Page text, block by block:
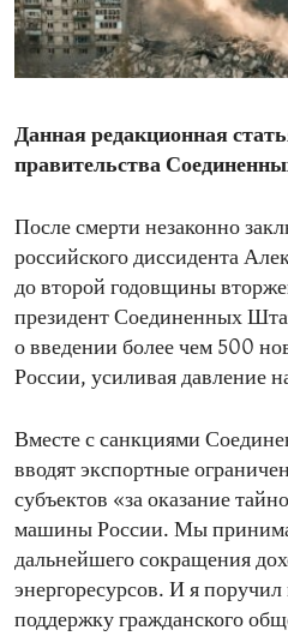
ENVIRONMENT AND HEALTH
IDEALS AND INSTITUTIONS
Данная редакционная
правительства
После смерти незаконно
российского диссидента
до второй годовщины
президент Соединенных
о введении более чем 500
России, усиливая давление
Вместе с санкциями
вводят экспортные
субъектов «за оказание
машины России. Мы
дальнейшего сокращения
энергоресурсов. И я
поддержку гражданского